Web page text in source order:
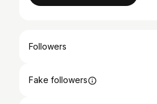
Followers
Fake followers